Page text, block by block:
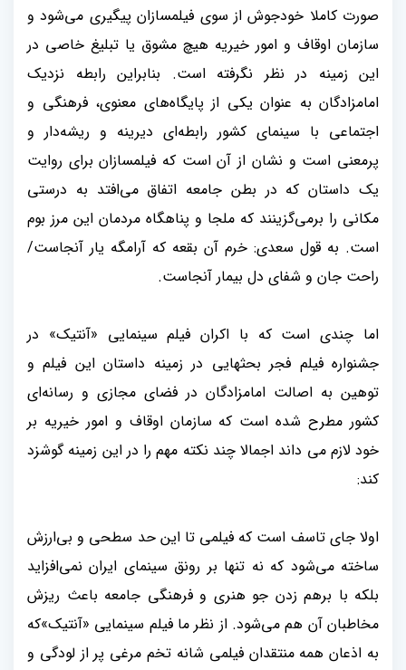
صورت کاملا خودجوش از سوی فیلمسازان پیگیری می‌شود و
سازمان اوقاف و امور خیریه هیچ مشوق یا تبلیغ خاصی در
این زمینه در نظر نگرفته است. بنابراین رابطه نزدیک
امامزادگان به عنوان یکی از پایگاه‌های معنوی، فرهنگی و
اجتماعی با سینمای کشور رابطه‌ای دیرینه و ریشه‌دار و
پرمعنی است و نشان از آن است که فیلمسازان برای روایت
یک داستان که در بطن جامعه اتفاق می‌افتد به درستی
مکانی را برمی‌گزینند که ملجا و پناهگاه مردمان این مرز بوم
است. به قول سعدی: خرم آن بقعه که آرامگه یار آنجاست/
راحت جان و شفای دل بیمار آنجاست.
اما چندی است که با اکران فیلم سینمایی «آنتیک» در
جشنواره فیلم فجر بحثهایی در زمینه داستان این فیلم و
توهین به اصالت امامزادگان در فضای مجازی و رسانه‌ای
کشور مطرح شده است که سازمان اوقاف و امور خیریه بر
خود لازم می داند اجمالا چند نکته مهم را در این زمینه گوشزد
کند:
اولا جای تاسف است که فیلمی تا این حد سطحی و بی‌ارزش
ساخته می‌شود که نه تنها بر رونق سینمای ایران نمی‌افزاید
بلکه با برهم زدن جو هنری و فرهنگی جامعه باعث ریزش
مخاطبان آن هم می‌شود. از نظر ما فیلم سینمایی «آنتیک»که
به اذعان همه منتقدان فیلمی شانه تخم مرغی پر از لودگی و